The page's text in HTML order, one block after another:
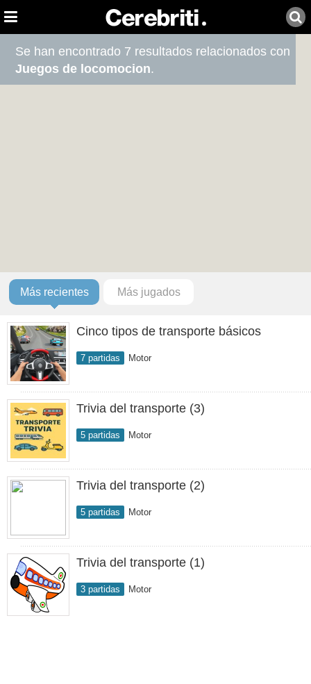
Se han encontrado 7 resultados relacionados con
Juegos de locomocion.
Más recientes Más jugados
Cinco tipos de transporte básicos
7 partidas Motor
Trivia del transporte (3)
5 partidas Motor
Trivia del transporte (2)
5 partidas Motor
Trivia del transporte (1)
3 partidas Motor